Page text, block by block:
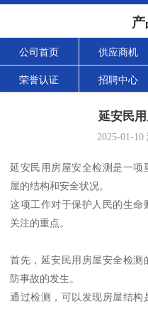
公司首页 供应商机
荣誉认证 招聘中心
延安民
2025-01-10
延安民用房屋安全检测是一
屋的结构和安全状况。
这项工作对于保护人民的生命
关注的重点。
首先，延安民用房屋安全检测
防事故的发生。
通过检测，可以发现房屋结